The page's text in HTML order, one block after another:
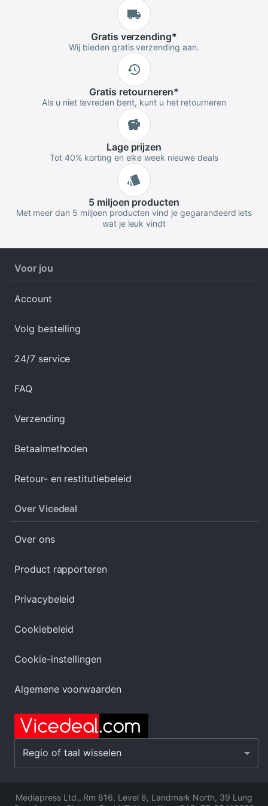
Gratis verzending*
Wij bieden gratis verzending aan.
Gratis retourneren*
Als u niet tevreden bent, kunt u het retourneren
Lageprijzen
Tot 40% korting en elke week nieuwe deals
5 miljoen producten
Met meer dan 5 miljoen producten vind je gegarandeerd iets
wat je leuk vindt
Voor jou
Account
Volg bestelling
24/7 service
FAQ
Verzending
Betaalmethoden
Retour- en restitutiebeleid
Over Vicedeal
Over ons
Product rapporteren
Privacybeleid
Cookiebeleid
Cookie-instellingen
Algemene voorwaarden
Regio of taal wisselen
Mediapress Ltd., Rm 816, Level 8, Landmark North, 39 Lung